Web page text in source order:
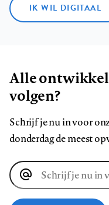
IK WIL DIGITAAL
Alle
volgen?
Schrijf je nu in voor
donderdag de meest
E-
mailadres